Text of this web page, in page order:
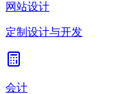
网站设计
定制设计与开发
会计